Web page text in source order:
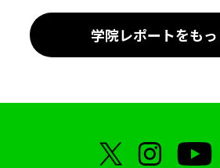
学院レポートをも